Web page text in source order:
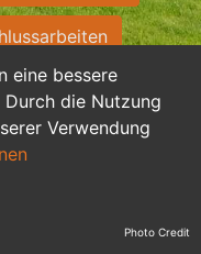
eine bessere
die Nutzung
Verwendung
Photo Credit